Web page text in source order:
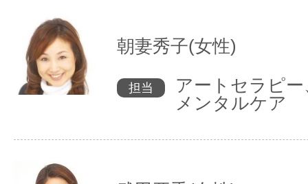
朝妻秀子(女性)
担当
アートセラピ
メンタルケア